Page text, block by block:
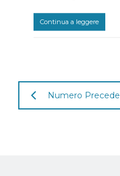
Continua a leggere
Numero